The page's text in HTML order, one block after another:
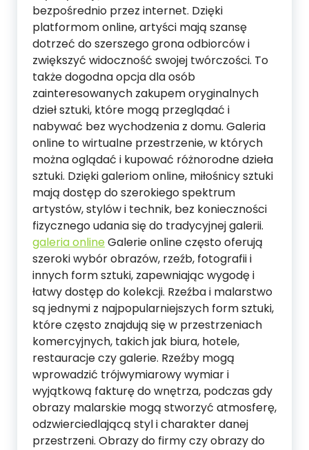
bezpośrednio przez internet. Dzięki
platformom online, artyści mają szansę
dotrzeć do szerszego grona odbiorców i
zwiększyć widoczność swojej twórczości. To
także dogodna opcja dla osób
zainteresowanych zakupem oryginalnych
dzieł sztuki, które mogą przeglądać i
nabywać bez wychodzenia z domu. Galeria
online to wirtualne przestrzenie, w których
można oglądać i kupować różnorodne dzieła
sztuki. Dzięki galeriom online, miłośnicy sztuki
mają dostęp do szerokiego spektrum
artystów, stylów i technik, bez konieczności
fizycznego udania się do tradycyjnej galerii.
galeria onlineGalerie online często oferują
szeroki wybór obrazów, rzeźb, fotografii i
innych form sztuki, zapewniając wygodę i
łatwy dostęp do kolekcji. Rzeźba i malarstwo
są jednymi z najpopularniejszych form sztuki,
które często znajdują się w przestrzeniach
komercyjnych, takich jak biura, hotele,
restauracje czy galerie. Rzeźby mogą
wprowadzić trójwymiarowy wymiar i
wyjątkową fakturę do wnętrza, podczas gdy
obrazy malarskie mogą stworzyć atmosferę,
odzwierciedlającą styl i charakter danej
przestrzeni. Obrazy do firmy czy obrazy do